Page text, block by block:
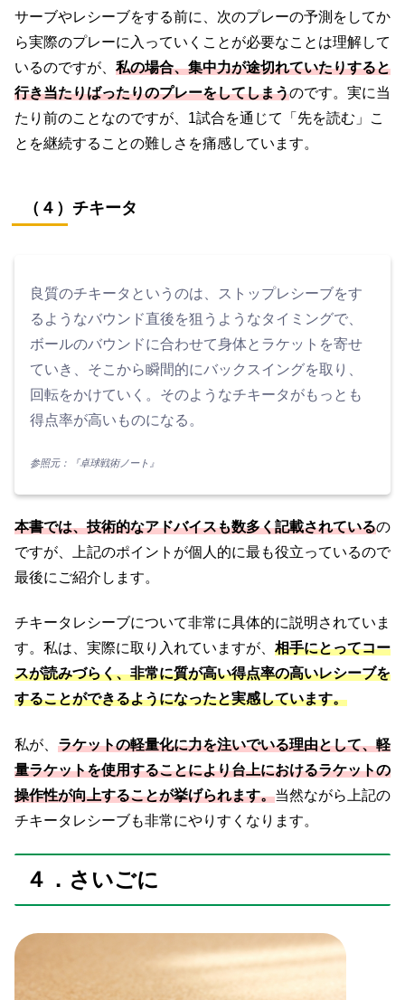
サーブやレシーブをする前に、次のプレーの予測をしてか
ら実際のプレーに入っていくことが必要なことは理解して
いるのですが、 私の場合、集中力が途切れていたりすると
行き当たりばったりのプレーをしてしまうのです。実に当
たり前のことなのですが、1試合を通じて「先を読む」こ
とを継続することの難しさを痛感しています。
（４）チキータ
良質のチキータというのは、ストップレシーブをす
るようなバウンド直後を狙うようなタイミングで、
ボールのバウンドに合わせて身体とラケットを寄せ
ていき、そこから瞬間的にバックスイングを取り、
回転をかけていく。そのようなチキータがもっとも
得点率が高いものになる。
参照元：『卓球戦術ノート』
本書では、技術的なアドバイスも数多く記載されているの
ですが、上記のポイントが個人的に最も役立っているので
最後にご紹介します。
チキータレシーブについて非常に具体的に説明されていま
す。私は、実際に取り入れていますが、 相手にとってコー
スが読みづらく、非常に質が高い得点率の高いレシーブを
することができるようになったと実感しています。
私が、 ラケットの軽量化に力を注いでいる理由として、軽
量ラケットを使用することにより台上におけるラケットの
操作性が向上することが挙げられます。当然ながら上記の
チキータレシーブも非常にやりすくなります。
４．さいごに